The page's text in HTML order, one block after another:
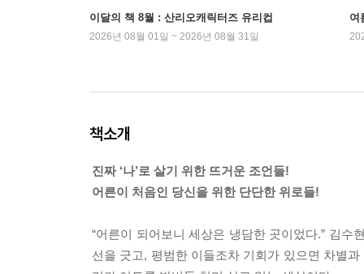
이달의 책 8월 : 산리오캐릭터즈 유리컵
2026년 08월 01일 ~ 2026년 08월 31일
여
책소개
진짜 ‘나’로 살기 위한 뜨거운 조언들!
어른이 처음인 당신을 위한 단단한 위로들!
“어른이 되어보니 세상은 냉담한 곳이었다.” 김
선을 긋고, 평범한 이들조차 기회가 있으면 차별